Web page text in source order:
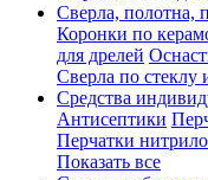
Сверла, полотна,
Коронки по
для дрелей
Сверла по стеклу
Средства
Антисептики
Перчатки
Показать все